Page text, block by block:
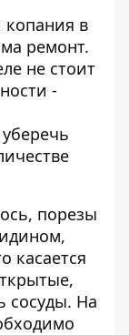
в
ремонт.
не стоит
-
порезы
касается
сосуды. На